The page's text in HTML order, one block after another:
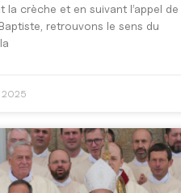
la crèche et en suivant l’appel de
retrouvons le sens du
2025